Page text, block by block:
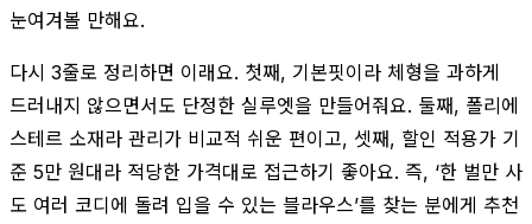
눈여겨볼 만해요.
다시 3줄로 정리하면 이래요. 첫째, 기본핏이라 체형을 과하게
드러내지 않으면서도 단정한 실루엣을 만들어줘요. 둘째, 폴리에
스테르 소재라 관리가 비교적 쉬운 편이고, 셋째, 할인 적용가 기
준 5만 원대라 적당한 가격대로 접근하기 좋아요. 즉, ‘한 벌만 사
도 여러 코디에 돌려 입을 수 있는 블라우스’를 찾는 분에게 추천